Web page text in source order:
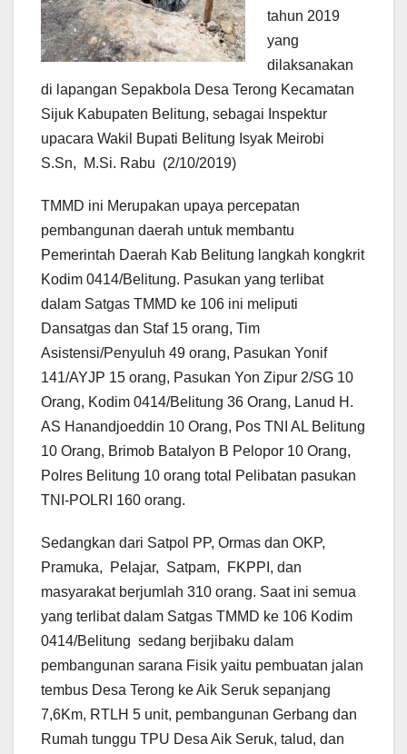
tahun 2019
yang
dilaksanakan
di lapangan Sepakbola Desa Terong Kecamatan
Sijuk Kabupaten Belitung, sebagai Inspektur
upacara Wakil Bupati Belitung Isyak Meirobi
S.Sn, M.Si. Rabu (2/10/2019)
TMMD ini Merupakan upaya percepatan
pembangunan daerah untuk membantu
Pemerintah Daerah Kab Belitung langkah kongkrit
Kodim 0414/Belitung. Pasukan yang terlibat
dalam Satgas TMMD ke 106 ini meliputi
Dansatgas dan Staf 15 orang, Tim
Asistensi/Penyuluh 49 orang, Pasukan Yonif
141/AYJP 15 orang, Pasukan Yon Zipur 2/SG 10
Orang, Kodim 0414/Belitung 36 Orang, Lanud H.
AS Hanandjoeddin 10 Orang, Pos TNI AL Belitung
10 Orang, Brimob Batalyon B Pelopor 10 Orang,
Polres Belitung 10 orang total Pelibatan pasukan
TNI-POLRI 160 orang.
Sedangkan dari Satpol PP, Ormas dan OKP,
Pramuka, Pelajar, Satpam, FKPPI, dan
masyarakat berjumlah 310 orang. Saat ini semua
yang terlibat dalam Satgas TMMD ke 106 Kodim
0414/Belitung sedang berjibaku dalam
pembangunan sarana Fisik yaitu pembuatan jalan
tembus Desa Terong ke Aik Seruk sepanjang
7,6Km, RTLH 5 unit, pembangunan Gerbang dan
Rumah tunggu TPU Desa Aik Seruk, talud, dan